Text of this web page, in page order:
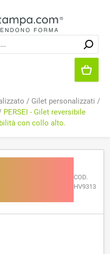
/ Gilet personalizzati /
PERSEI - Gilet reversibile
con collo alto.
COD.
HV9313